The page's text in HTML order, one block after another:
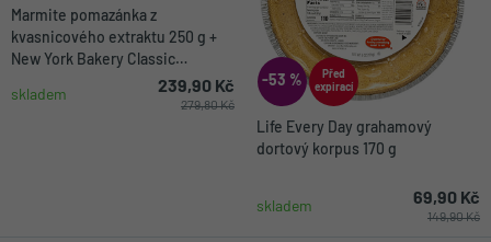
Marmite pomazánka z
kvasnicového extraktu 250 g +
New York Bakery Classic
pšeničné bagely 4 x 75 g
skladem 239,90 Kč
279,80 Kč
-53 %
Před
expirací
Life Every Day grahamový
dortový korpus 170 g
skladem 69,90 Kč
149,90 Kč